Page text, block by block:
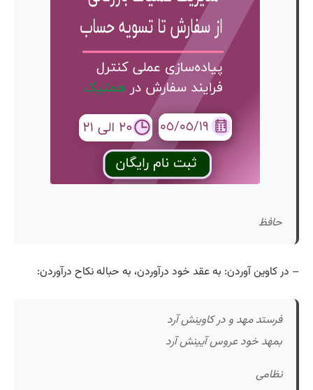
حافظ
– در کاوین آوردن: به عقد خود درآوردن، به حباله نکاح درآوردن:
فرستد مهد و در کاوینش آرد
بمهد خود عروس آیینش آرد
نظامی